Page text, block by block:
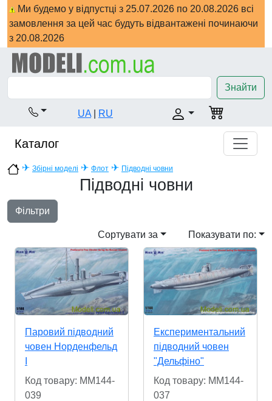
Ми будемо у відпустці з 25.07.2026 по 20.08.2026 всі
замовлення за цей час будуть відвантажені починаючи
з 20.08.2026
Знайти
UA RU
Каталог
✈ Збірні моделі ✈ Флот ✈ Підводні човни
Підводні човни
Фільтри
Сортувати за Показувати по:
Паровий підводний
човен Норденфельд
Код товару: MM144-
039
Експериментальний
підводний човен
"Дельфіно"
Код товару: MM144-
037